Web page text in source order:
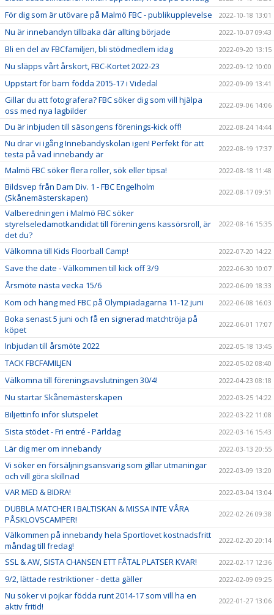
För dig som är utövare på Malmö FBC - publikupplevelse 2022-10-18 13:01
Nu är innebandyn tillbaka där allting började 2022-10-07 09:43
Bli en del av FBCfamiljen, bli stödmedlem idag 2022-09-20 13:15
Nu släpps vårt årskort, FBC-Kortet 2022-23 2022-09-12 10:00
Uppstart för barn födda 2015-17 i Videdal 2022-09-09 13:41
Gillar du att fotografera? FBC söker dig som vill hjälpa
oss med nya lagbilder
2022-09-06 14:06
Du är inbjuden till säsongens förenings-kick off! 2022-08-24 14:44
Nu drar vi igång Innebandyskolan igen! Perfekt för att
testa på vad innebandy är
2022-08-19 17:37
Malmö FBC söker flera roller, sök eller tipsa! 2022-08-18 11:48
Bildsvep från Dam Div. 1 - FBC Engelholm
(Skånemästerskapen)
2022-08-17 09:51
Valberedningen i Malmö FBC söker
styrelseledamotkandidat till föreningens kassörsroll, är
det du?
2022-08-16 15:35
Välkomna till Kids Floorball Camp! 2022-07-20 14:22
Save the date - Välkommen till kick off 3/9 2022-06-30 10:07
Årsmöte nästa vecka 15/6 2022-06-09 18:33
Kom och häng med FBC på Olympiadagarna 11-12 juni 2022-06-08 16:03
Boka senast 5 juni och få en signerad matchtröja på
köpet
2022-06-01 17:07
Inbjudan till årsmöte 2022 2022-05-18 13:45
TACK FBCFAMILJEN 2022-05-02 08:40
Välkomna till föreningsavslutningen 30/4! 2022-04-23 08:18
Nu startar Skånemästerskapen 2022-03-25 14:22
Biljettinfo inför slutspelet 2022-03-22 11:08
Sista stödet - Fri entré - Pärldag 2022-03-16 15:43
Lär dig mer om innebandy 2022-03-13 20:55
Vi söker en försäljningsansvarig som gillar utmaningar
och vill göra skillnad
2022-03-09 13:20
VAR MED & BIDRA! 2022-03-04 13:04
DUBBLA MATCHER I BALTISKAN & MISSA INTE VÅRA
PÅSKLOVSCAMPER!
2022-02-26 09:38
Välkommen på innebandy hela Sportlovet kostnadsfritt
måndag till fredag!
2022-02-20 20:14
SSL & AW, SISTA CHANSEN ETT FÅTAL PLATSER KVAR! 2022-02-17 12:36
9/2, lättade restriktioner - detta gäller 2022-02-09 09:25
Nu söker vi pojkar födda runt 2014-17 som vill ha en
aktiv fritid!
2022-01-27 13:06